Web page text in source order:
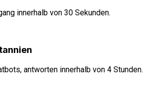
innerhalb von 30 Sekunden.
antworten innerhalb von 4 Stunden.